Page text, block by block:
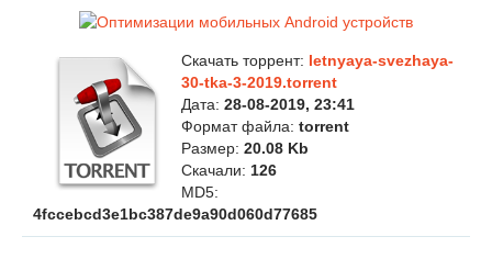
Скачать торрент: letnyaya-svezhaya-
30-tka-3-2019.torrent
Дата: 28-08-2019, 23:41
Формат файла: torrent
Размер: 20.08 Kb
Скачали: 126
MD5:
4fccebcd3e1bc387de9a90d060d77685